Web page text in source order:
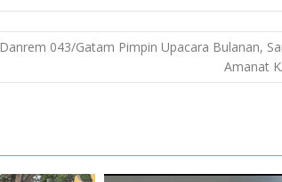
Danrem 043/Gatam Pimpin Upacara Bulanan,
Amanat